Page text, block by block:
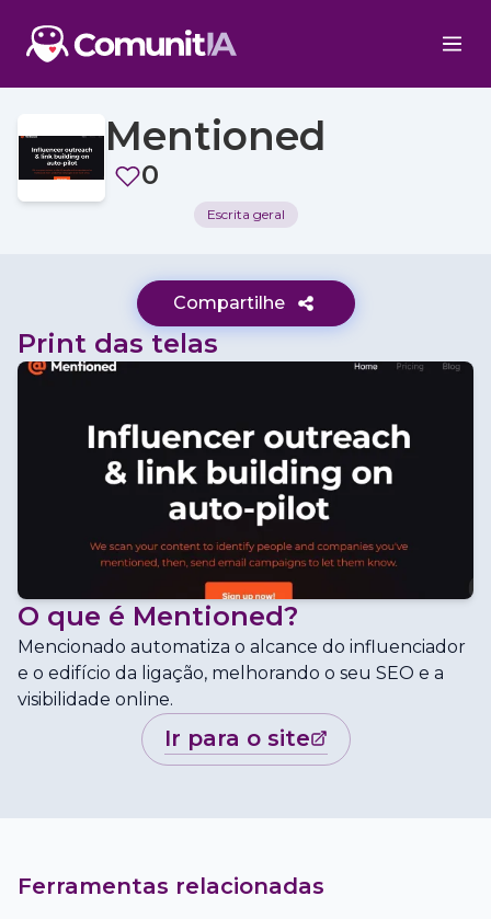
Mentioned
0
Escrita geral
Compartilhe
Print das telas
O que é Mentioned?
Mencionado automatiza o alcance do influenciador
e o edifício da ligação, melhorando o seu SEO e a
visibilidade online.
ir para o site
Ferramentas relacionadas